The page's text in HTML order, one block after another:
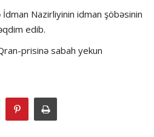
Nazirliyinin idman şöbəsinin
edib.
prisinə sabah yekun